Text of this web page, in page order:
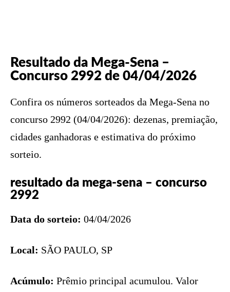
Resultado da Mega-Sena –
Concurso 2992 de 04/04/2026
Confira os números sorteados da Mega-Sena no
concurso 2992 (04/04/2026): dezenas, premiação,
cidades ganhadoras e estimativa do próximo
sorteio.
resultado da mega-sena – concurso
2992
Data do sorteio: 04/04/2026
Local: SÃO PAULO, SP
Acúmulo: Prêmio principal acumulou. Valor